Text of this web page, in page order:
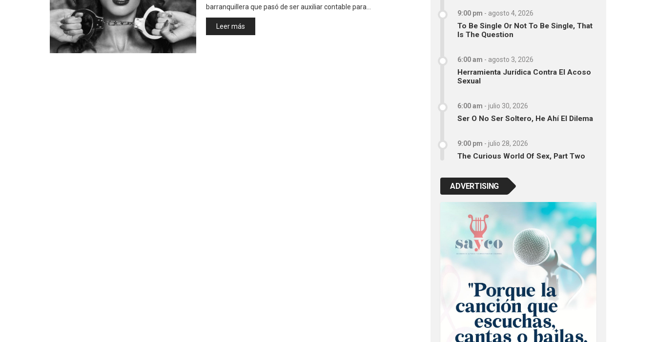
barranquillera que pasó de ser auxiliar contable para…
Leer más
9:00 pm - agosto 4, 2026
To Be Single Or Not To Be Single, That
Is The Question
6:00 am - agosto 3, 2026
Herramienta Jurídica Contra El Acoso
Sexual
6:00 am - julio 30, 2026
Ser O No Ser Soltero, He Ahí El Dilema
9:00 pm - julio 28, 2026
The Curious World Of Sex, Part Two
ADVERTISING